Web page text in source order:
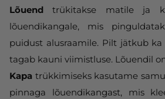
Lõuend trükitakse matile ja
lõuendikangale, mis
puidust alusraamile. Pilt jätkub
tagab kauni viimistluse. Lõuendil
Kapa trükkimiseks kasutame
pinnaga lõuendikangast, mis